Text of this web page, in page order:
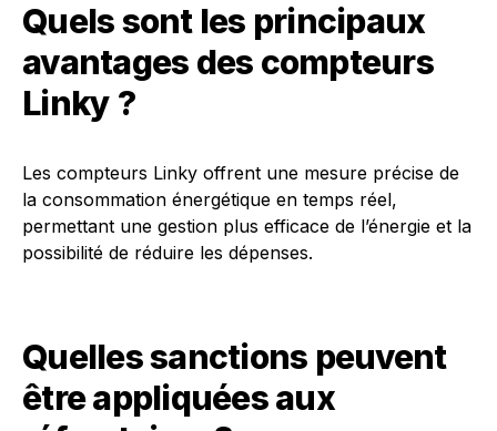
Quels sont les principaux
avantages des compteurs
Linky ?
Les compteurs Linky offrent une mesure précise de
la consommation énergétique en temps réel,
permettant une gestion plus efficace de l’énergie et la
possibilité de réduire les dépenses.
Quelles sanctions peuvent
être appliquées aux